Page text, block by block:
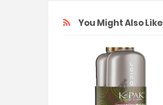
You Might Also Like